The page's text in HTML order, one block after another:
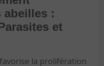
abeilles :
et
la prolifération